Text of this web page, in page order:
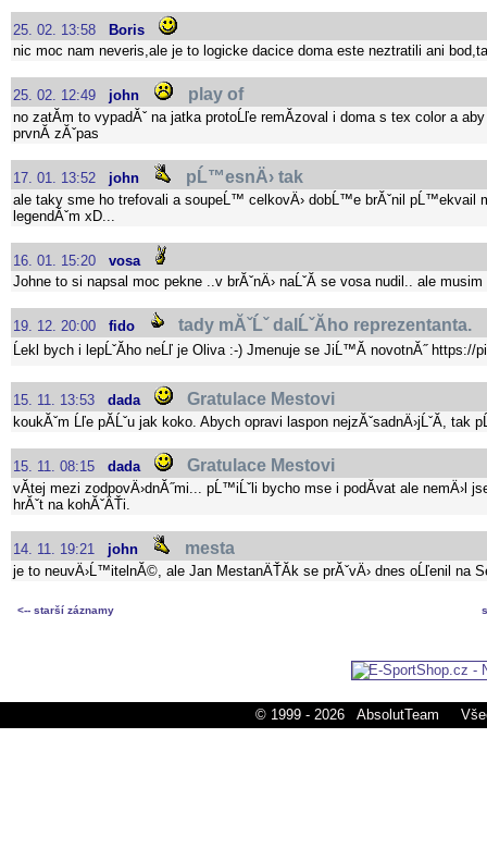
25. 02. 13:58
Boris
nic moc nam neveris,ale je to logicke dacice doma este neztratili ani
25. 02. 12:49 john play of
no zatĂ­m to vypadĂˇ na jatka protoĹľe remĂ­zoval i doma s tex color a
prvnĂ­ zĂˇpas
17. 01. 13:52 john pĹ™esnÄ› tak
ale taky sme ho trefovali a soupeĹ™ celkovÄ› dobĹ™e brĂˇnil pĹ™ekvail
legendĂˇm xD...
16. 01. 15:20 vosa
Johne to si napsal moc pekne ..v brĂˇnÄ› naĹˇĂ­ se vosa nudil.. ale
19. 12. 20:00 fido tady mĂˇĹˇ dalĹˇĂ­ho reprezentanta.
Ĺekl bych i lepĹˇĂ­ho neĹľ je Oliva :-) Jmenuje se JiĹ™Ă­ novotnĂ˝ https://
15. 11. 13:53 dada Gratulace Mestovi
koukĂˇm Ĺľe pĂ­Ĺˇu jak koko. Abych opravi laspon nejzĂˇsadnÄ›jĹˇĂ­, tak
15. 11. 08:15 dada Gratulace Mestovi
vĂ­tej mezi zodpovÄ›dnĂ˝mi... pĹ™iĹˇli bycho mse i podĂ­vat ale nemÄ›l
hrĂˇt na kohĂˇÄŤi.
14. 11. 19:21 john mesta
je to neuvÄ›Ĺ™itelnĂ©, ale Jan MestanÄŤĂ­k se prĂˇvÄ› dnes oĹľenil na
<-- starší záznamy
© 1999 - 2026 AbsolutTeam